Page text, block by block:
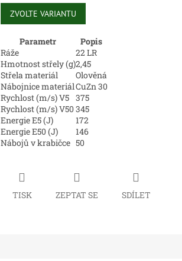
Měrná
cena:
ZVOLTE VARIANTU
Parametr
Popis
Ráže
22 LR
Hmotnost střely (g)2,45
Střela materiál
Olověná
Nábojnice materiálCuZn 30
Rychlost (m/s) V5
375
Rychlost (m/s) V50345
Energie E5 (J)
172
Energie E50 (J)
146
Nábojů v krabičce 50
TISK ZEPTAT SE SDÍLET